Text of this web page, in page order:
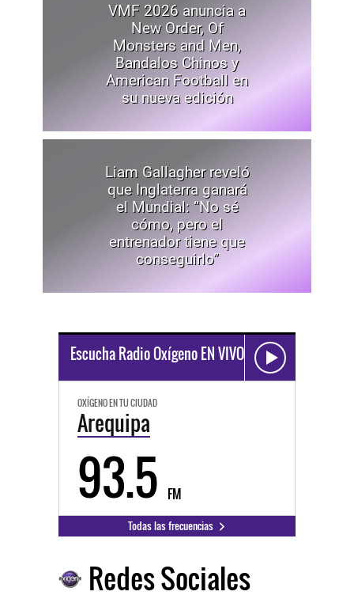
VMF 2026 anuncia a
New Order, Of
Monsters and Men,
Bandalos Chinos y
American Football en
su nueva edición
Liam Gallagher reveló
que Inglaterra ganará
el Mundial: “No sé
cómo, pero el
entrenador tiene que
conseguirlo”
Escucha Radio Oxígeno EN VIVO
OXÍGENO EN TU CIUDAD
Arequipa
93.5 FM
Todas las frecuencias
Redes Sociales